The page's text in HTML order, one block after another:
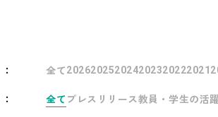
： 全て202620252024202320222021
全て プレスリリース教員・学生の活躍